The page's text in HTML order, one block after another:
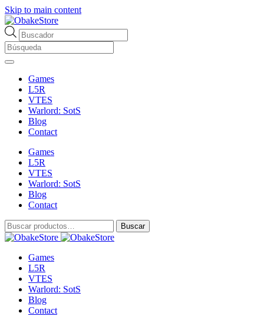
Skip to main content
Búsqueda
de
productos
Games
L5R
VTES
Warlord: SotS
Blog
Contact
Games
L5R
VTES
Warlord: SotS
Blog
Contact
Buscar
por:
Buscar
Games
L5R
VTES
Warlord: SotS
Blog
Contact